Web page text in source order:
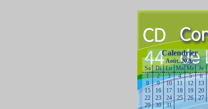
Calendrier
<< Août. 2026
Sa
Di Lu Ma Me Je
1
2 3 4 5 6
8
9 10 11 12 13
15
16 17 18 19 20
22
23 24 25 26 27
29
30 31